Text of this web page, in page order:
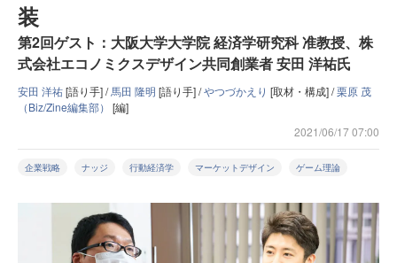
装
第2回ゲスト：大阪大学大学院 経済学研究科 准教授、株
式会社エコノミクスデザイン共同創業者 安田 洋祐氏
安田 洋祐[語り手] /馬田 隆明 [語り手] /やつづかえり [取材・構成] /栗原 茂
（Biz/Zine編集部） [編]
2021/06/17 07:00
企業戦略 ナッジ 行動経済学 マーケットデザイン ゲーム理論